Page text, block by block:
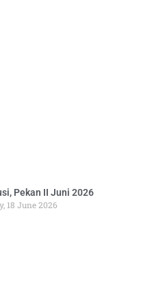
Pekan II Juni 2026
18 June 2026